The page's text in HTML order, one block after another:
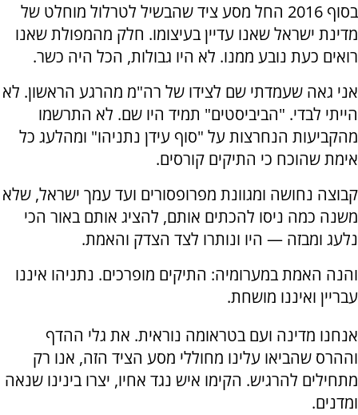
בסוף 2016 החל מסע ציד שהבשיל לטרלול מוחלט של
מדינת ישראל שאנו עדיין בעיצומו. חלק מהמפולת שאנו
רואים כעת נובע ממנו. לא היו גבולות, הכל היה כשר.
אני גאה שעמדתי שם לצידו של רה"מ מהרגע הראשון. לא
הייתי לבדי. "הביביסטים" תמיד היו שם. לא התרשמו
מהקביעות הנחרצות על "סוף עידן נתניהו" ומהלעג כל
אימת שהוכח כי התיקים קורסים.
קבוצה נחושה ומגוונת מפרופסורים ועד עמך ישראל, שלא
משנה כמה ניסו להכתים אותם, להציג אותם באור הכי
נלעג ומבזה — היו ונותרו לצד הצדק והאמת.
והנה האמת במערומיה: התיקים מופרכים. נתניהו איננו
עבריין ואיננו מושחת.
אנחנו מדינה ועם בטראומה נוראית. את גלי ההדף
וההרס שהביאו עלינו מחוללי מסע הציד הזה, אנו רק
מתחילים להרגיש. הקימו איש נגד אחיו, יצרו בינינו שנאה
ומדנים.